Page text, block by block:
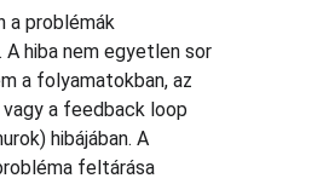
a problémák
A hiba nem egyetlen sor
a folyamatokban, az
a feedback loop
hibájában. A
feltárása